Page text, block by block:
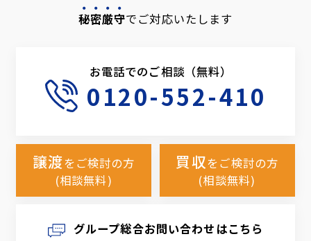
秘密厳守でご対応いたします
お電話でのご相談（無料）
0120-552-410
譲渡をご検討の方
(相談無料)
買収をご検討の方
(相談無料)
グループ総合お問い合わせはこちら